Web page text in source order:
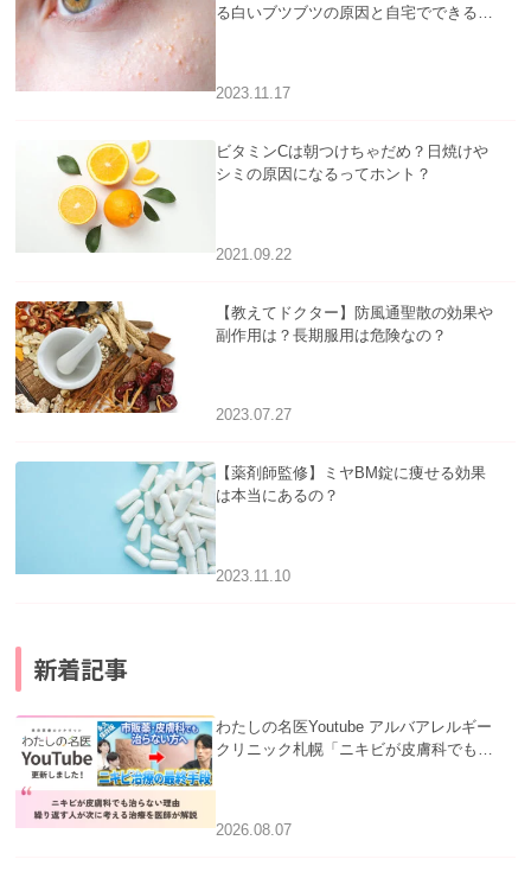
る白いブツブツの原因と自宅でできるケ
2023.11.17
ビタミンCは朝つけちゃだめ？日焼けや
シミの原因になるってホント？
2021.09.22
【教えてドクター】防風通聖散の効果や
副作用は？長期服用は危険なの？
2023.07.27
【薬剤師監修】ミヤBM錠に痩せる効果
は本当にあるの？
2023.11.10
新着記事
わたしの名医Youtube アルバアレルギー
クリニック札幌「ニキビが皮膚科でも治
療を医師が解説」を公開いたしました。
2026.08.07